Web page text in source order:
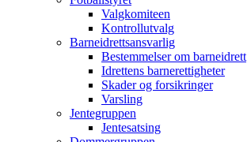
Valgkomiteen
Kontrollutvalg
Barneidrettsansvarlig
Bestemmelser om barneidrett
Idrettens barnerettigheter
Skader og forsikringer
Varsling
Jentegruppen
Jentesatsing